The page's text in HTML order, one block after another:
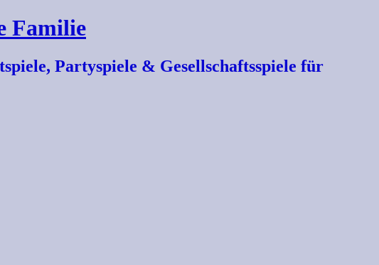
Familie
Partyspiele & Gesellschaftsspiele für